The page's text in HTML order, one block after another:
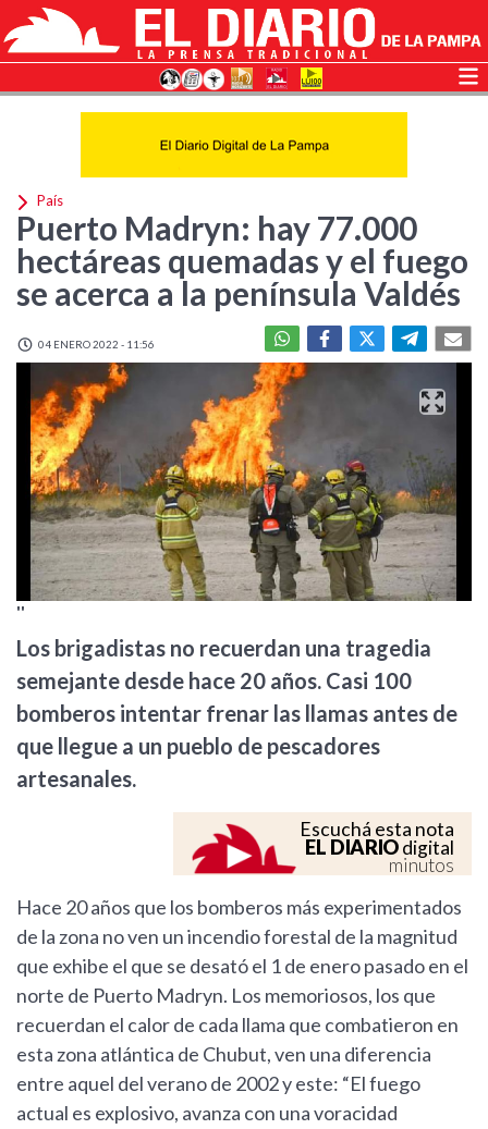
País
Puerto Madryn: hay 77.000
hectáreas quemadas y el fuego
se acerca a la península Valdés
04 ENERO 2022 - 11:56
''
Los brigadistas no recuerdan una tragedia
semejante desde hace 20 años. Casi 100
bomberos intentar frenar las llamas antes de
que llegue a un pueblo de pescadores
artesanales.
Escuchá esta nota
EL DIARIOdigital
minutos
Hace 20 años que los bomberos más experimentados
de la zona no ven un incendio forestal de la magnitud
que exhibe el que se desató el 1 de enero pasado en el
norte de Puerto Madryn. Los memoriosos, los que
recuerdan el calor de cada llama que combatieron en
esta zona atlántica de Chubut, ven una diferencia
entre aquel del verano de 2002 y este: “El fuego
actual es explosivo, avanza con una voracidad